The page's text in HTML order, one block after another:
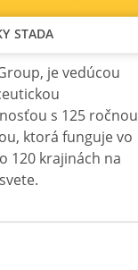
STADA
je vedúcou
s 125 ročnou
ktorá funguje vo
120 krajinách na